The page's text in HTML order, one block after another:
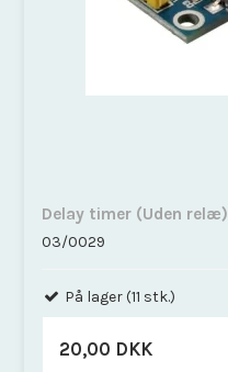
Delay timer (Uden relæ)
03/0029
På lager (11 stk.)
20,00 DKK